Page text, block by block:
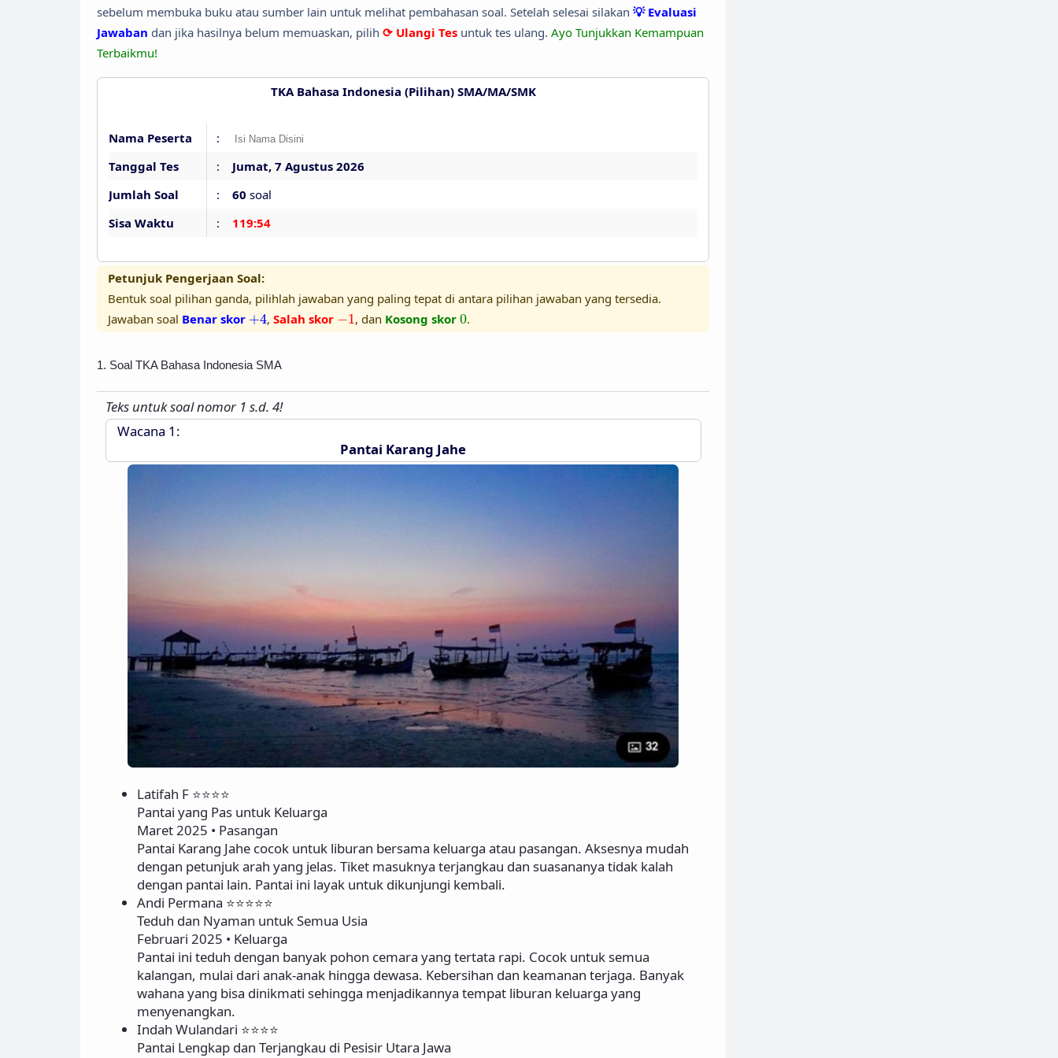
sebelum membuka buku atau sumber lain untuk melihat pembahasan soal. Setelah selesai silakan 💡 Evaluasi
Jawaban dan jika hasilnya belum memuaskan, pilih ⟳ Ulangi Tes untuk tes ulang. Ayo Tunjukkan Kemampuan
Terbaikmu!
TKA Bahasa Indonesia (Pilihan) SMA/MA/SMK
Nama Peserta
:
Tanggal Tes
: Jumat, 7 Agustus 2026
Jumlah Soal
: 60 soal
Sisa Waktu
: 119:53
Petunjuk Pengerjaan Soal:
Bentuk soal pilihan ganda, pilihlah jawaban yang paling tepat di antara pilihan jawaban yang tersedia.
Jawaban soal Benar skor +4
+ 4 , Salah skor −1
1 , dan Kosong skor 0
0.
1. Soal TKA Bahasa Indonesia SMA
Teks untuk soal nomor 1 s.d. 4!
Wacana 1:
Pantai Karang Jahe
Latifah F ⭐⭐⭐⭐
Pantai yang Pas untuk Keluarga
Maret 2025 • Pasangan
Pantai Karang Jahe cocok untuk liburan bersama keluarga atau pasangan. Aksesnya mudah
dengan petunjuk arah yang jelas. Tiket masuknya terjangkau dan suasananya tidak kalah
dengan pantai lain. Pantai ini layak untuk dikunjungi kembali.
Andi Permana ⭐⭐⭐⭐⭐
Teduh dan Nyaman untuk Semua Usia
Februari 2025 • Keluarga
Pantai ini teduh dengan banyak pohon cemara yang tertata rapi. Cocok untuk semua
kalangan, mulai dari anak-anak hingga dewasa. Kebersihan dan keamanan terjaga. Banyak
wahana yang bisa dinikmati sehingga menjadikannya tempat liburan keluarga yang
menyenangkan.
Indah Wulandari ⭐⭐⭐⭐
Pantai Lengkap dan Terjangkau di Pesisir Utara Jawa